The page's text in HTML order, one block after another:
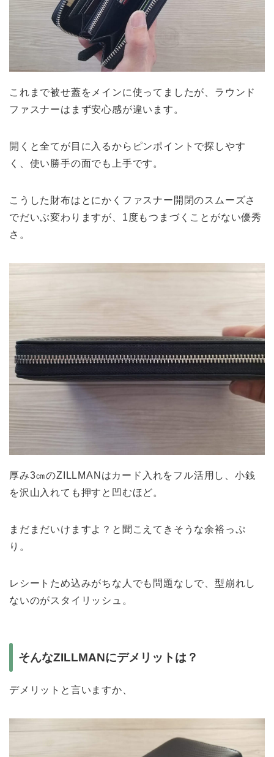
これまで被せ蓋をメインに使ってましたが、ラウンド
ファスナーはまず安心感が違います。
開くと全てが目に入るからピンポイントで探しやす
く、使い勝手の面でも上手です。
こうした財布はとにかくファスナー開閉のスムーズさ
でだいぶ変わりますが、1度もつまづくことがない優秀
さ。
厚み3㎝のZILLMANはカード入れをフル活用し、小銭
を沢山入れても押すと凹むほど。
まだまだいけますよ？と聞こえてきそうな余裕っぷ
り。
レシートため込みがちな人でも問題なしで、型崩れし
ないのがスタイリッシュ。
そんなZILLMANにデメリットは？
デメリットと言いますか、